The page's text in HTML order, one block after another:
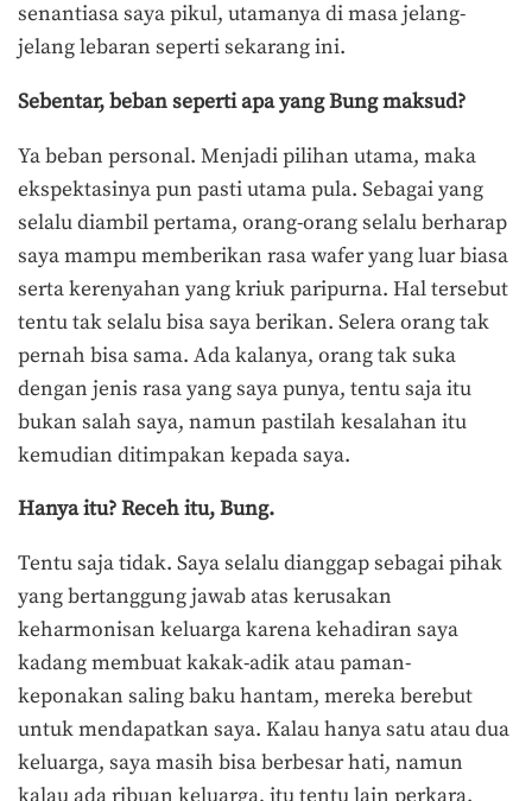
senantiasa saya pikul, utamanya di masa jelang-
jelang lebaran seperti sekarang ini.
Sebentar, beban seperti apa yang Bung maksud?
Ya beban personal. Menjadi pilihan utama, maka
ekspektasinya pun pasti utama pula. Sebagai yang
selalu diambil pertama, orang-orang selalu berharap
saya mampu memberikan rasa wafer yang luar biasa
serta kerenyahan yang kriuk paripurna. Hal tersebut
tentu tak selalu bisa saya berikan. Selera orang tak
pernah bisa sama. Ada kalanya, orang tak suka
dengan jenis rasa yang saya punya, tentu saja itu
bukan salah saya, namun pastilah kesalahan itu
kemudian ditimpakan kepada saya.
Hanya itu? Receh itu, Bung.
Tentu saja tidak. Saya selalu dianggap sebagai pihak
yang bertanggung jawab atas kerusakan
keharmonisan keluarga karena kehadiran saya
kadang membuat kakak-adik atau paman-
keponakan saling baku hantam, mereka berebut
untuk mendapatkan saya. Kalau hanya satu atau dua
keluarga, saya masih bisa berbesar hati, namun